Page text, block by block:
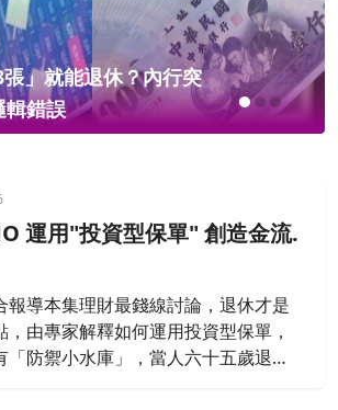
流老人」？專家曝第
：50歲前「必做3件
運用"投資型保單" 創造金流.
報導本集理財最錢線討論，退休才是
由專家解釋如何運用投資型保單，
「防禦小水庫」，當人六十五歲退休